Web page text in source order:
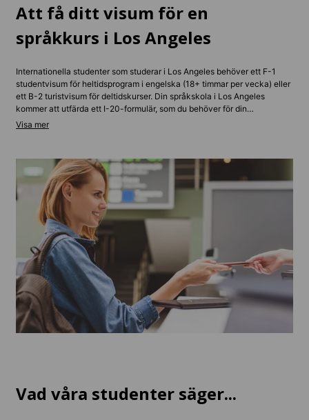
Att få ditt visum för en
språkkurs i Los Angeles
Internationella studenter som studerar i Los Angeles behöver ett F-1
studentvisum för heltidsprogram i engelska (18+ timmar per vecka) eller
ett B-2 turistvisum för deltidskurser. Din språkskola i Los Angeles
kommer att utfärda ett I-20-formulär, som du behöver för din
visumintervju på den amerikanska ambassaden. Du måste visa
enkelt godkännande inom två till sex veckor, medan andra länder kan
ha längre väntetider. Våra experter finns till hands för att hjälpa dig, så
kontakta oss för personlig vägledning om dina visumkrav.
Vad våra studenter säger...